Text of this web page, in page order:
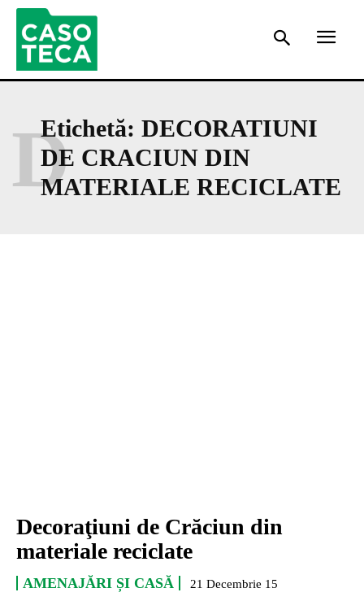
Etichetă: DECORATIUNI
DE CRACIUN DIN
MATERIALE RECICLATE
D
Decoraţiuni de Crăciun din
materiale reciclate
AMENAJĂRI ȘI CASĂ 21 Decembrie 15